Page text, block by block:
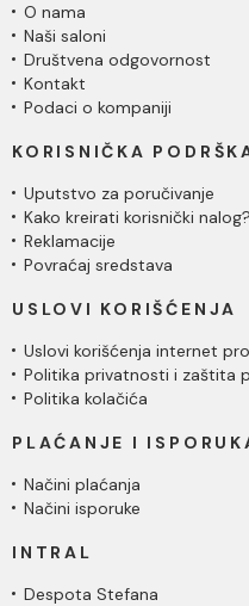
O nama
Naši saloni
Društvena odgovornost
Kontakt
Podaci o kompaniji
KORISNIČKA
Uputstvo za poručivanje
Kako kreirati korisnički nalog?
Reklamacije
Povraćaj sredstava
USLOVI KORIŠĆENJA
Uslovi korišćenja internet
Politika privatnosti i zaštita
Politika kolačića
PLAĆANJE I
Načini plaćanja
Načini isporuke
INTRAL
Despota Stefana